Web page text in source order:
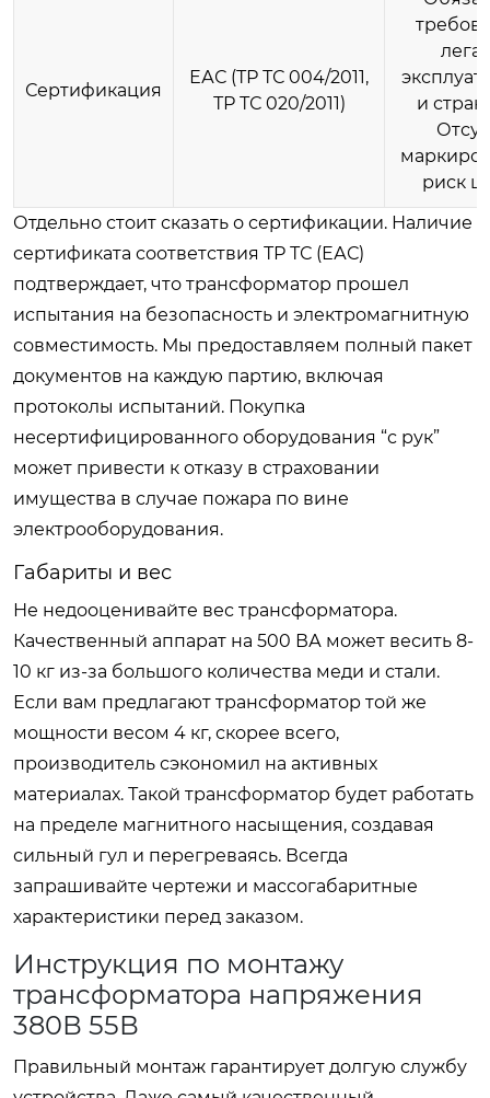
Сертификация
ЕАС (ТР ТС 004/2011,
ТР ТС 020/2011)
и
риск
Отдельно стоит сказать о сертификации. Наличие
сертификата соответствия ТР ТС (ЕАС)
подтверждает, что трансформатор прошел
испытания на безопасность и электромагнитную
совместимость. Мы предоставляем полный пакет
документов на каждую партию, включая
протоколы испытаний. Покупка
несертифицированного оборудования “с рук”
может привести к отказу в страховании
имущества в случае пожара по вине
электрооборудования.
Габариты и вес
Не недооценивайте вес трансформатора.
Качественный аппарат на 500 ВА может весить 8-
10 кг из-за большого количества меди и стали.
Если вам предлагают трансформатор той же
мощности весом 4 кг, скорее всего,
производитель сэкономил на активных
материалах. Такой трансформатор будет работать
на пределе магнитного насыщения, создавая
сильный гул и перегреваясь. Всегда
запрашивайте чертежи и массогабаритные
характеристики перед заказом.
Инструкция по монтажу
трансформатора напряжения
380В 55В
Правильный монтаж гарантирует долгую службу